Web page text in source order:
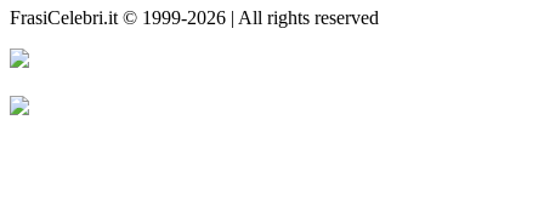
FrasiCelebri.it © 1999-2026 | All rights reserved